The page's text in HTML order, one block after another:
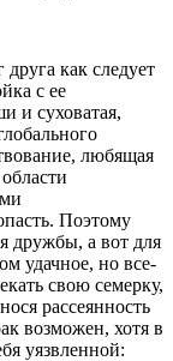
как следует
с ее
и суховатая,
любящая
Поэтому
дружбы, а вот для
удачное, но все-
свою семерку,
рассеянность
возможен, хотя в
уязвленной: